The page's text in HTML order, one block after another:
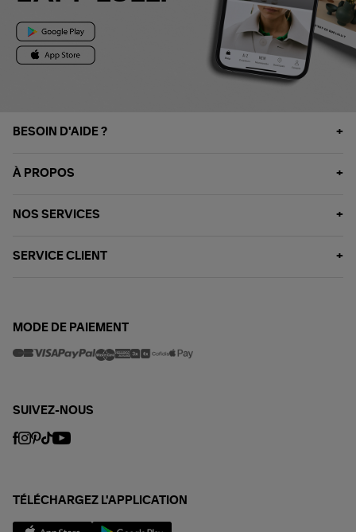
BESOIN D'AIDE ?
À PROPOS
NOS SERVICES
SERVICE CLIENT
MODE DE PAIEMENT
SUIVEZ-NOUS
TÉLÉCHARGEZ L'APPLICATION